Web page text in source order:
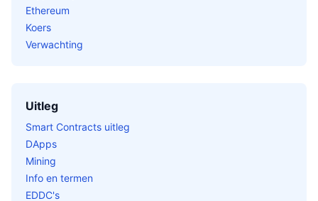
Ethereum
Koers
Verwachting
Uitleg
Smart Contracts uitleg
DApps
Mining
Info en termen
EDDC's